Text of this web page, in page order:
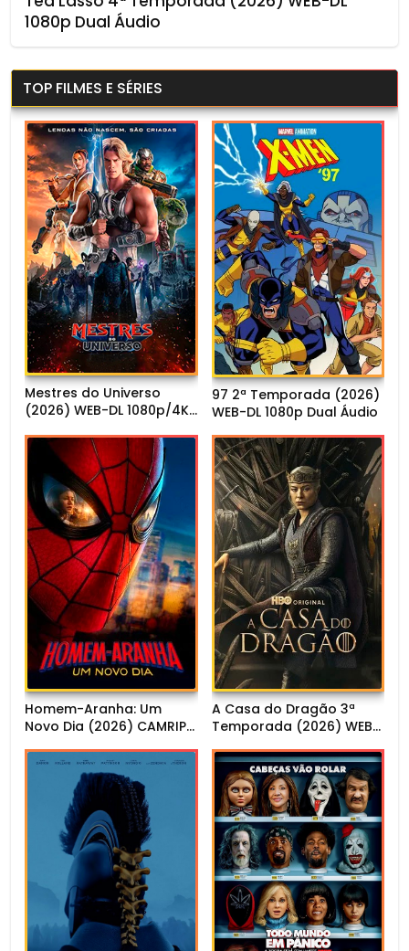
1080p Dual Áudio
TOP FILMES E SÉRIES
Mestres do Universo
(2026) WEB-DL 1080p/4K
97 2ª Temporada (2026)
WEB-DL 1080p Dual Áudio
Homem-Aranha: Um
Novo Dia (2026) CAMRIP
A Casa do Dragão 3ª
Temporada (2026) WEB-